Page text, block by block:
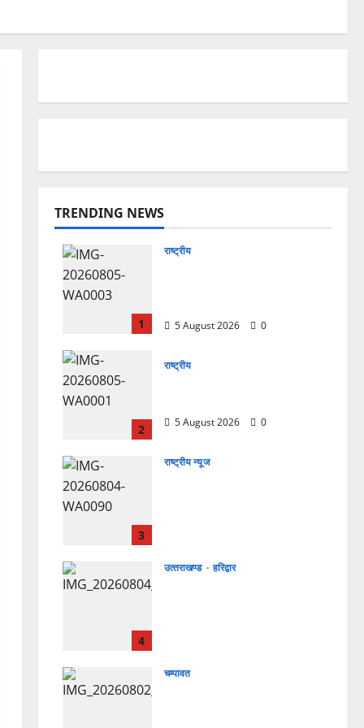
TRENDING NEWS
1
राष्ट्रीय
5 August 2026 0
2
राष्ट्रीय
5 August 2026 0
3
राष्ट्रीय न्यूज
4
उत्‍तराखण्‍ड हरिद्वार
चम्पावत